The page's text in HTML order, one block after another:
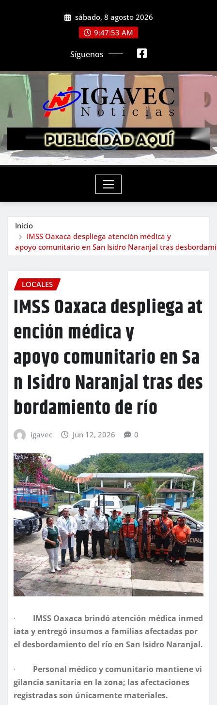
sábado, 8 agosto 2026
9:47:55 AM
Síguenos
Inicio
IMSS Oaxaca despliega atención médica y
apoyo comunitario en San Isidro Naranjal tras
LOCALES
IMSS Oaxaca despliega at
ención médica y
apoyo comunitario en Sa
n Isidro Naranjal tras des
bordamiento de río
igavec Jun 12, 2026 0
· IMSS Oaxaca brindó atención médica inmed
iata yentregó insumosa familiasafectadas por
el desbordamiento del río en San Isidro Naranjal.
· Personal médico ycomunitario mantienevi
gilancia sanitaria en la zona; lasafectaciones
registradas son únicamente materiales.